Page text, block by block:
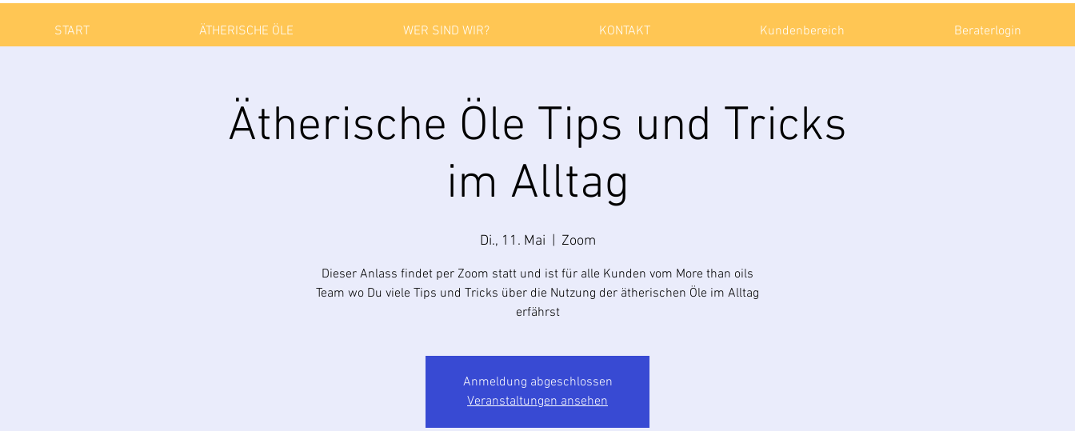
START ÄTHERISCHE ÖLE WER SIND WIR? KONTAKT Kundenbereich Beraterlogin
Ätherische Öle Tips und Tricks
im Alltag
Di., 11. Mai Zoom
Dieser Anlass findet per Zoom statt und ist für alle Kunden vom More than oils
Team wo Du viele Tips und Tricks über die Nutzung der ätherischen Öle im Alltag
erfährst
Anmeldung abgeschlossen
Veranstaltungen ansehen